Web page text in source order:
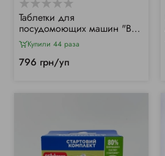
Таблетки для
посудомоющих машин "Всё-
в-1" Finish (94 шт/уп)
Купили 44 раза
796 грн/уп